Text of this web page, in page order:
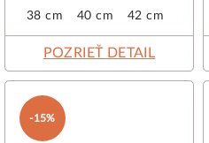
38 cm 40 cm 42 cm
POZRIEŤ DETAIL
-15%